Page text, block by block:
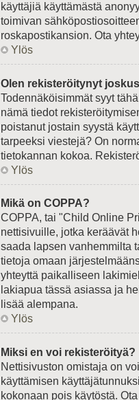
käyttäjiä käyttämästä
toimivan
roskapostikansion. Ota
Ylös
Olen rekisteröitynyt
Todennäköisimmät syyt
nämä tiedot
poistanut jostain syystä
tarpeeksi viestejä? On
tietokannan kokoa.
Ylös
Mikä on COPPA?
COPPA, tai "Child Online
nettisivuille, jotka keräävät
saada lapsen vanhemmilta
tietoja omaan
yhteyttä paikalliseen
lakiapua tässä asiassa ja
lisää alempana.
Ylös
Miksi en voi rekisteröityä?
Nettisivuston omistaja on
käyttämisen
kokonaan pois käytöstä.